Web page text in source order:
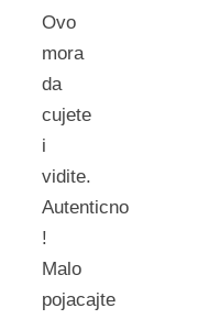
Ovo
mora
da
cujete
i
vidite.
Autenticno
!
Malo
pojacajte